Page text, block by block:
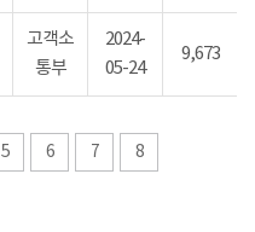
고객소
통부
2024-
05-24
9,673
5 6 7 8